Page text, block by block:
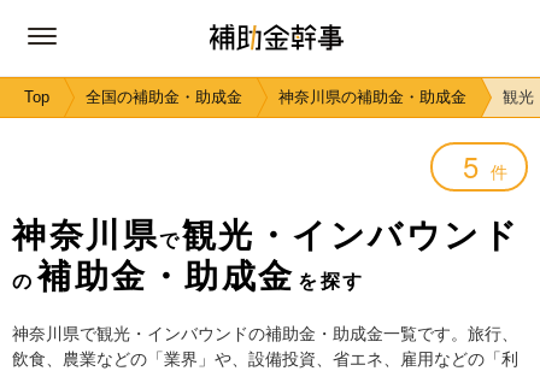
Top 全国の補助金・助成金 神奈川県の補助金・助成金 観光
5 件
神奈川県で観光・インバウンド
の 補助金・助成金 を探す
神奈川県で観光・インバウンドの補助金・助成金一覧です。旅行、
飲食、農業などの「業界」や、設備投資、省エネ、雇用などの「利